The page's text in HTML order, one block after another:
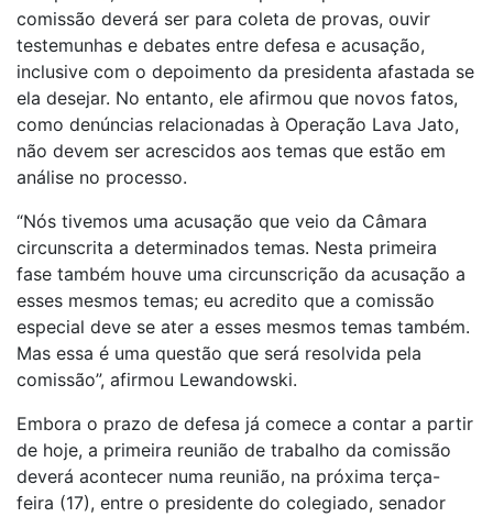
comissão deverá ser para coleta de provas, ouvir
testemunhas e debates entre defesa e acusação,
inclusive com o depoimento da presidenta afastada se
ela desejar. No entanto, ele afirmou que novos fatos,
como denúncias relacionadas à Operação Lava Jato,
não devem ser acrescidos aos temas que estão em
análise no processo.
“Nós tivemos uma acusação que veio da Câmara
circunscrita a determinados temas. Nesta primeira
fase também houve uma circunscrição da acusação a
esses mesmos temas; eu acredito que a comissão
especial deve se ater a esses mesmos temas também.
Mas essa é uma questão que será resolvida pela
comissão”, afirmou Lewandowski.
Embora o prazo de defesa já comece a contar a partir
de hoje, a primeira reunião de trabalho da comissão
deverá acontecer numa reunião, na próxima terça-
feira (17), entre o presidente do colegiado, senador